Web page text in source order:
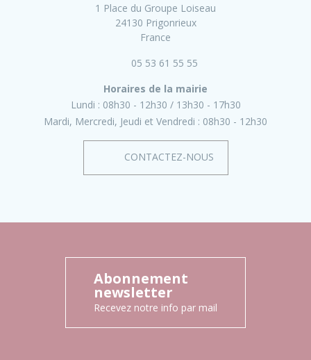
1 Place du Groupe Loiseau
24130 Prigonrieux
France
05 53 61 55 55
Horaires de la mairie
Lundi : 08h30 - 12h30
13h30 - 17h30
Mardi, Mercredi, Jeudi et Vendredi : 08h30 - 12h30
CONTACTEZ-NOUS
Abonnement
newsletter
Recevez notre info par mail